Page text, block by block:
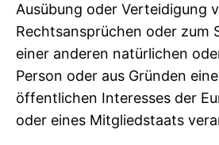
Ausübung oder Verteidigung
Rechtsansprüchen oder zum
einer anderen natürlichen
Person oder aus Gründen
öffentlichen Interesses der
oder eines Mitgliedstaats